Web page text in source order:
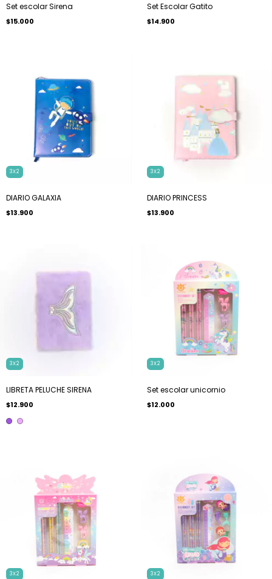
Set escolar Sirena
$15.000
Set Escolar Gatito
$14.900
3X2
DIARIO GALAXIA
$13.900
3X2
DIARIO PRINCESS
$13.900
3X2
LIBRETA PELUCHE SIRENA
$12.900
3X2
Set escolar unicornio
$12.000
3X2 3X2